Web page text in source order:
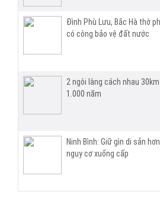
Đình Phù Lưu, Bắc Hà thờ
có công bảo vệ đất nước
2 ngôi làng cách nhau
1.000 năm
Ninh Bình: Giữ gìn di sản
nguy cơ xuống cấp